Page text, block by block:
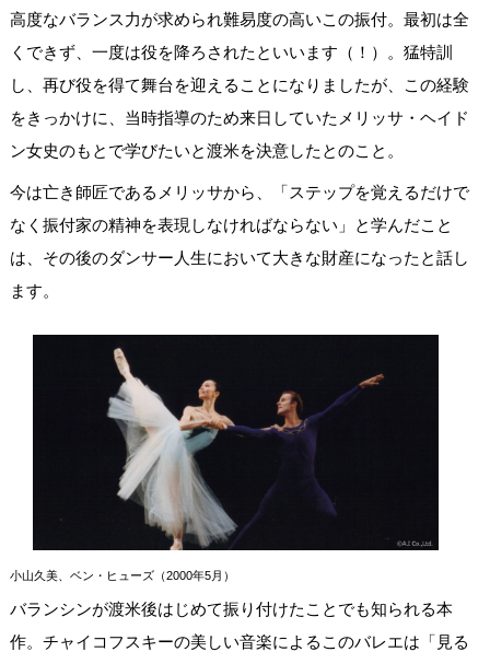
高度なバランス力が求められ難易度の高いこの振付。最初は全
くできず、一度は役を降ろされたといいます（！）。猛特訓
し、再び役を得て舞台を迎えることになりましたが、この経験
をきっかけに、当時指導のため来日していたメリッサ・ヘイド
ン女史のもとで学びたいと渡米を決意したとのこと。
今は亡き師匠であるメリッサから、「ステップを覚えるだけで
なく振付家の精神を表現しなければならない」と学んだこと
は、その後のダンサー人生において大きな財産になったと話し
ます。
小山久美、ベン・ヒューズ（2000年5月）
バランシンが渡米後はじめて振り付けたことでも知られる本
作。チャイコフスキーの美しい音楽によるこのバレエは「見る